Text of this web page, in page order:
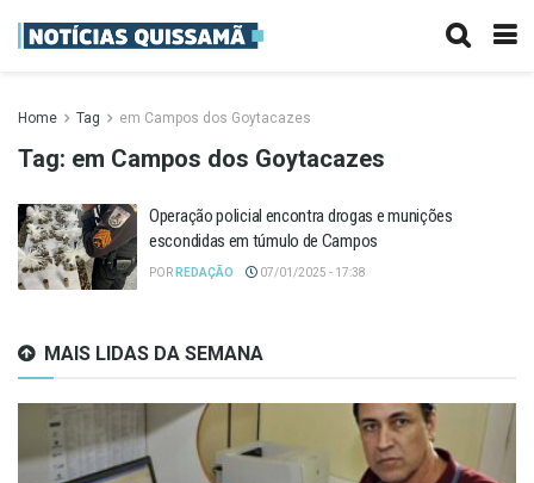
Home Tag em Campos dos Goytacazes
Tag: em Campos dos Goytacazes
Operação policial encontra drogas e munições
escondidas em túmulo de Campos
POR REDAÇÃO 07/01/2025 - 17:38
MAIS LIDAS DA SEMANA